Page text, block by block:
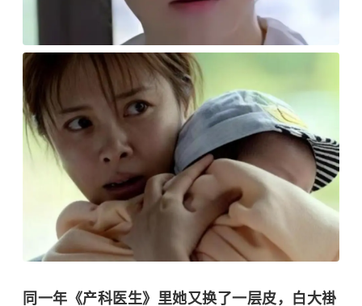
同一年《产科医生》里她又换了一层皮，白大褂